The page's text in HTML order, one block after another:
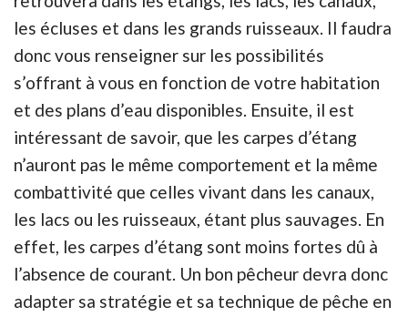
les écluses et dans les grands ruisseaux. Il faudra
donc vous renseigner sur les possibilités
s’offrant à vous en fonction de votre habitation
et des plans d’eau disponibles. Ensuite, il est
intéressant de savoir, que les carpes d’étang
n’auront pas le même comportement et la même
combattivité que celles vivant dans les canaux,
les lacs ou les ruisseaux, étant plus sauvages. En
effet, les carpes d’étang sont moins fortes dû à
l’absence de courant. Un bon pêcheur devra donc
adapter sa stratégie et sa technique de pêche en